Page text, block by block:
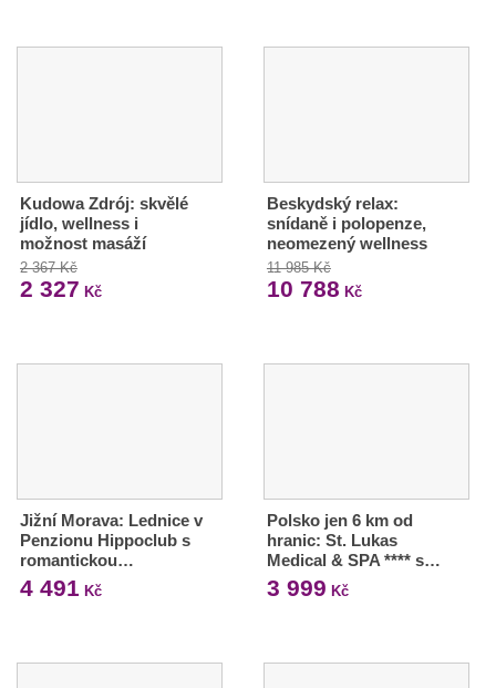
Kudowa Zdrój: skvělé
jídlo, wellness i
možnost masáží
2 367 Kč
2 327 Kč
Beskydský relax:
snídaně i polopenze,
neomezený wellness
11 985 Kč
10 788 Kč
Jižní Morava: Lednice v
Penzionu Hippoclub s
romantickou…
4 491 Kč
Polsko jen 6 km od
hranic: St. Lukas
Medical & SPA **** s…
3 999 Kč